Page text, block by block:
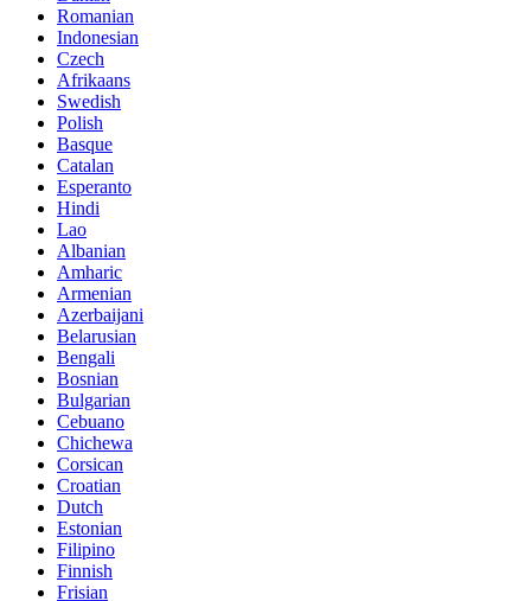
Romanian
Indonesian
Czech
Afrikaans
Swedish
Polish
Basque
Catalan
Esperanto
Hindi
Lao
Albanian
Amharic
Armenian
Azerbaijani
Belarusian
Bengali
Bosnian
Bulgarian
Cebuano
Chichewa
Corsican
Croatian
Dutch
Estonian
Filipino
Finnish
Frisian